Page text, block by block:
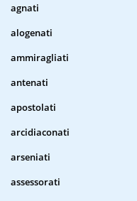
agnati
alogenati
ammiragliati
antenati
apostolati
arcidiaconati
arseniati
assessorati